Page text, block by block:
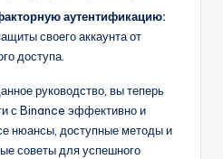
аутентификацию:
своего аккаунта от
доступа.
руководство, вы теперь
с Binance эффективно и
нюансы, доступные методы и
советы для успешного